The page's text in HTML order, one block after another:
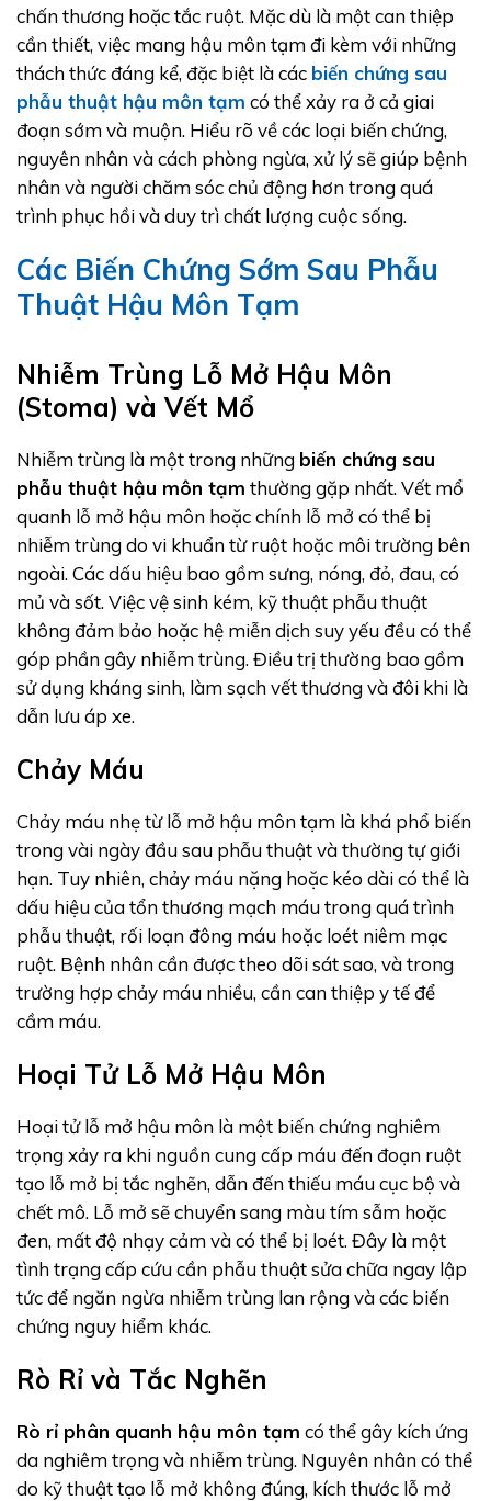
chấn thương hoặc tắc ruột. Mặc dù là một can thiệp
cần thiết, việc mang hậu môn tạm đi kèm với những
thách thức đáng kể, đặc biệt là các biến chứng sau
phẫu thuật hậu môn tạm có thể xảy ra ở cả giai
đoạn sớm và muộn. Hiểu rõ về các loại biến chứng,
nguyên nhân và cách phòng ngừa, xử lý sẽ giúp bệnh
nhân và người chăm sóc chủ động hơn trong quá
trình phục hồi và duy trì chất lượng cuộc sống.
Các Biến Chứng Sớm Sau Phẫu
Thuật Hậu Môn Tạm
Nhiễm Trùng Lỗ Mở Hậu Môn
(Stoma) và Vết Mổ
Nhiễm trùng là một trong những biến chứng sau
phẫu thuật hậu môn tạm thường gặp nhất. Vết mổ
quanh lỗ mở hậu môn hoặc chính lỗ mở có thể bị
nhiễm trùng do vi khuẩn từ ruột hoặc môi trường bên
ngoài. Các dấu hiệu bao gồm sưng, nóng, đỏ, đau, có
mủ và sốt. Việc vệ sinh kém, kỹ thuật phẫu thuật
không đảm bảo hoặc hệ miễn dịch suy yếu đều có thể
góp phần gây nhiễm trùng. Điều trị thường bao gồm
sử dụng kháng sinh, làm sạch vết thương và đôi khi là
dẫn lưu áp xe.
Chảy Máu
Chảy máu nhẹ từ lỗ mở hậu môn tạm là khá phổ biến
trong vài ngày đầu sau phẫu thuật và thường tự giới
hạn. Tuy nhiên, chảy máu nặng hoặc kéo dài có thể là
dấu hiệu của tổn thương mạch máu trong quá trình
phẫu thuật, rối loạn đông máu hoặc loét niêm mạc
ruột. Bệnh nhân cần được theo dõi sát sao, và trong
trường hợp chảy máu nhiều, cần can thiệp y tế để
cầm máu.
Hoại Tử Lỗ Mở Hậu Môn
Hoại tử lỗ mở hậu môn là một biến chứng nghiêm
trọng xảy ra khi nguồn cung cấp máu đến đoạn ruột
tạo lỗ mở bị tắc nghẽn, dẫn đến thiếu máu cục bộ và
chết mô. Lỗ mở sẽ chuyển sang màu tím sẫm hoặc
đen, mất độ nhạy cảm và có thể bị loét. Đây là một
tình trạng cấp cứu cần phẫu thuật sửa chữa ngay lập
tức để ngăn ngừa nhiễm trùng lan rộng và các biến
chứng nguy hiểm khác.
Rò Rỉ và Tắc Nghẽn
Rò rỉ phân quanh hậu môn tạm có thể gây kích ứng
da nghiêm trọng và nhiễm trùng. Nguyên nhân có thể
do kỹ thuật tạo lỗ mở không đúng, kích thước lỗ mở